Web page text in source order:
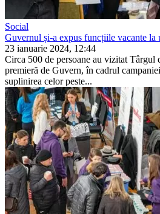
Social
Guvernul și-a expus funcțiile vacante la
23 ianuarie 2024, 12:44
Circa 500 de persoane au vizitat Târgul
premieră de Gu­vern, în cadrul
suplinirea celor peste...